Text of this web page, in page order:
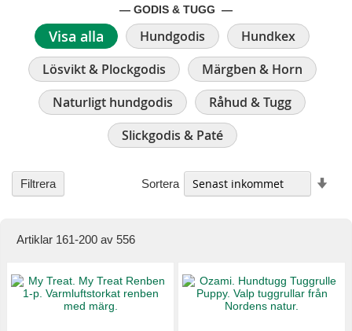
— GODIS & TUGG —
Visa alla Hundgodis
Hundkex
Lösvikt & Plockgodis
Märgben & Horn
Naturligt hundgodis
Råhud & Tugg
Slickgodis & Paté
Filtrera
Artiklar 161-200 av 556
Sortera